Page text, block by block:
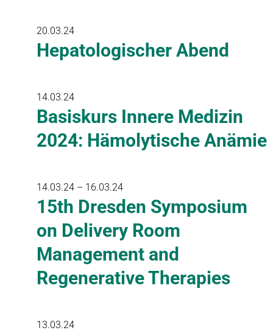
20.03.24
Hepatologischer Abend
14.03.24
Basiskurs Innere Medizin
2024: Hämolytische Anämie
14.03.24 – 16.03.24
15th Dresden Symposium
on Delivery Room
Management and
Regenerative Therapies
13.03.24